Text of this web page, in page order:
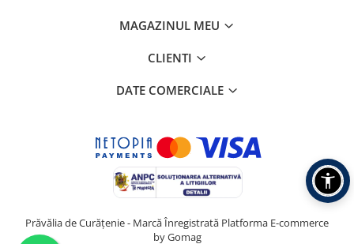
MAGAZINUL MEU
CLIENTI
DATE COMERCIALE
Prăvălia de Curățenie - Marcă Înregistrată Platforma E-commerce
by Gomag